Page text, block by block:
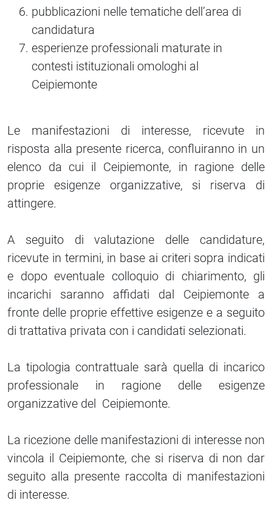
pubblicazioni nelle tematiche dell’area di
candidatura
esperienze professionali maturate in
contesti istituzionali omologhi al
Ceipiemonte
Le manifestazioni di interesse, ricevute in
risposta alla presente ricerca, confluiranno in un
elenco da cui il Ceipiemonte, in ragione delle
proprie esigenze organizzative, si riserva di
attingere.
A seguito di valutazione delle candidature,
ricevute in termini, in base ai criteri sopra indicati
e dopo eventuale colloquio di chiarimento, gli
incarichi saranno affidati dal Ceipiemonte a
fronte delle proprie effettive esigenze e a seguito
di trattativa privata con i candidati selezionati.
La tipologia contrattuale sarà quella di incarico
professionale in ragione delle esigenze
organizzative del Ceipiemonte.
La ricezione delle manifestazioni di interesse non
vincola il Ceipiemonte, che si riserva di non dar
seguito alla presente raccolta di manifestazioni
di interesse.